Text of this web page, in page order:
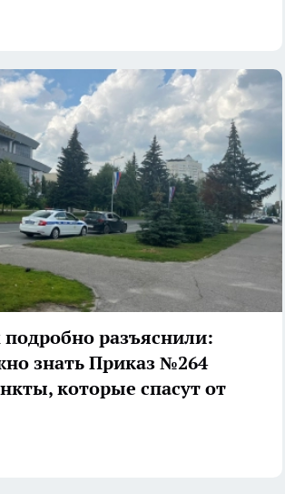
разъяснили:
знать Приказ №264
которые спасут от